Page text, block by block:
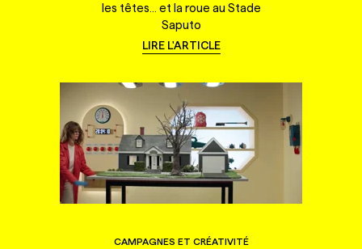
les têtes... et la roue au Stade
Saputo
LIRE L'ARTICLE
CAMPAGNES ET CRÉATIVITÉ